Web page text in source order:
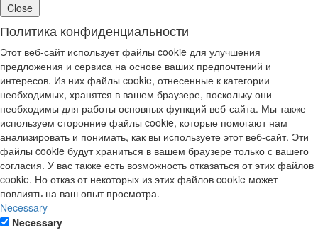
Close
Политика конфиденциальности
Этот веб-сайт использует файлы cookie для улучшения
предложения и сервиса на основе ваших предпочтений и
интересов. Из них файлы cookie, отнесенные к категории
необходимых, хранятся в вашем браузере, поскольку они
необходимы для работы основных функций веб-сайта. Мы также
используем сторонние файлы cookie, которые помогают нам
анализировать и понимать, как вы используете этот веб-сайт. Эти
файлы cookie будут храниться в вашем браузере только с вашего
согласия. У вас также есть возможность отказаться от этих файлов
cookie. Но отказ от некоторых из этих файлов cookie может
повлиять на ваш опыт просмотра.
Necessary
Necessary